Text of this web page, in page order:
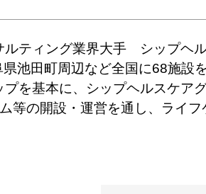
ティング業界大手 シップヘ
池田町周辺など全国に68施設
を基本に、シップヘルスケア
の開設・運営を通し、ライフ